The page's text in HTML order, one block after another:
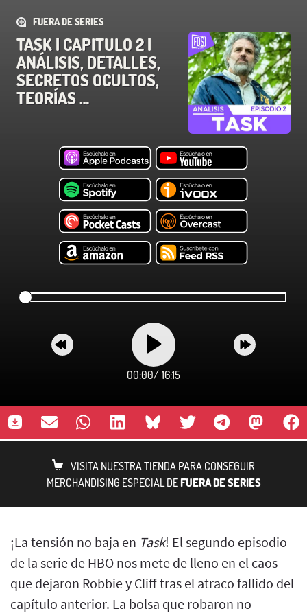
FUERA DE SERIES
TASK | CAPITULO 2 |
ANÁLISIS, DETALLES,
SECRETOS OCULTOS,
TEORÍAS …
00:00/ 16:15
VISITA NUESTRA TIENDA PARA CONSEGUIR
MERCHANDISING ESPECIAL DEFUERA DE SERIES
¡La tensión no baja en Task! El segundo episodio
de la serie de HBO nos mete de lleno en el caos
que dejaron Robbie y Cliff tras el atraco fallido del
capítulo anterior. La bolsa que robaron no